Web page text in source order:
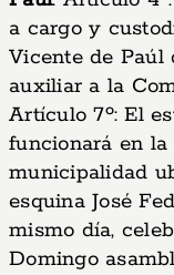
a cargo y
Vicente de Paúl
auxiliar a la
Artículo 7º: El
funcionará en la
municipalidad
esquina José
mismo día,
Domingo